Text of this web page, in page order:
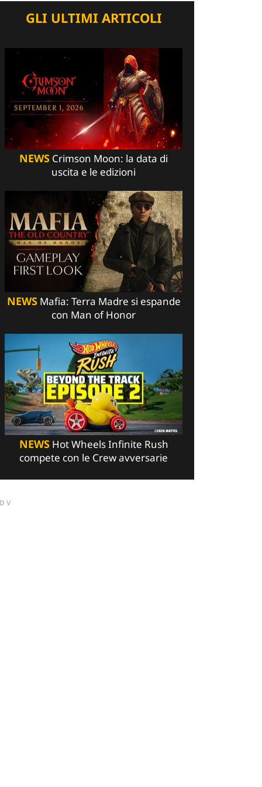
GLI ULTIMI ARTICOLI
NEWS Crimson Moon: la data di
uscita e le edizioni
NEWSMafia: Terra Madre si espande
con Man of Honor
NEWSHot Wheels Infinite Rush
compete con le Crew avversarie